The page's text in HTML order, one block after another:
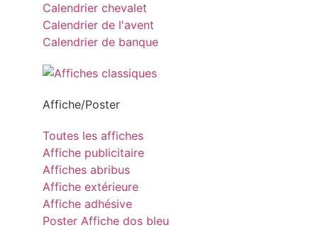
Calendrier chevalet
Calendrier de l'avent
Calendrier de banque
Affiche/Poster
Toutes les affiches
Affiche publicitaire
Affiches abribus
Affiche extérieure
Affiche adhésive
Poster Affiche dos bleu